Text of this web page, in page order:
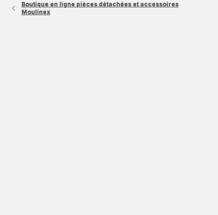
Boutique en ligne pièces détachées et accessoires
Moulinex